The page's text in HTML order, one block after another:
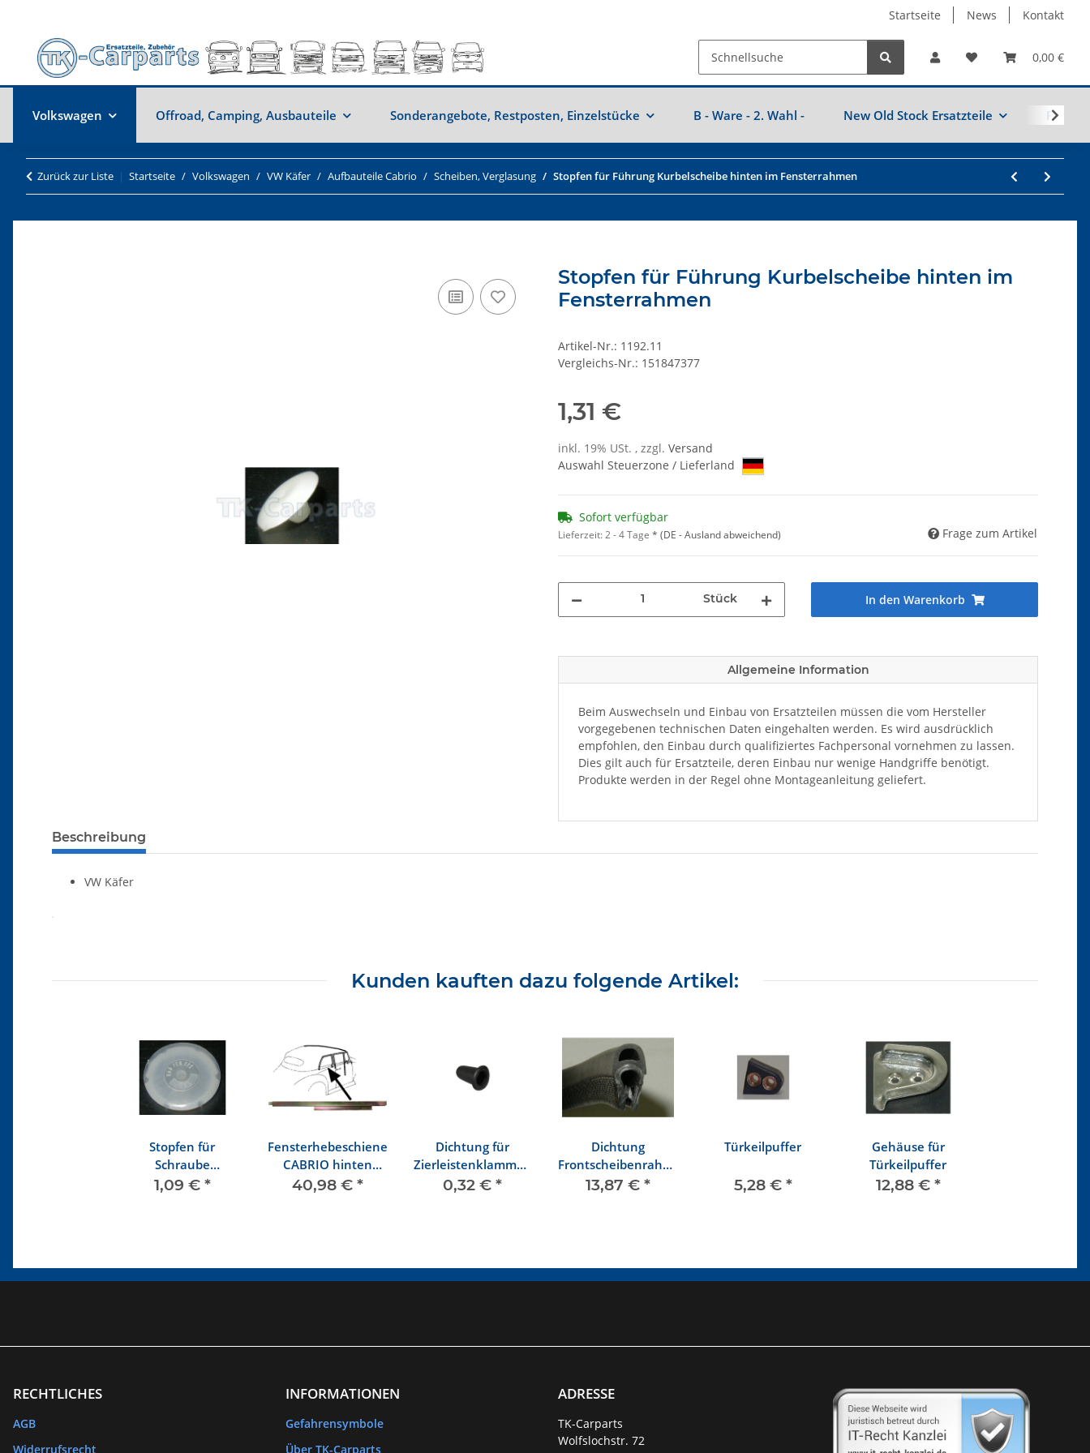
Startseite News Kontakt
0,00 €
Volkswagen Offroad, Camping, Ausbauteile Sonderangebote, Restposten, Einzelstücke B - Ware - 2. Wahl - New Old Stock Ersatzteile
Zurück zur Liste Startseite Volkswagen VW Käfer Aufbauteile Cabrio Scheiben, Verglasung Stopfen für Führung Kurbelscheibe hinten im Fensterrahmen
Stopfen für Führung Kurbelscheibe hinten im
Fensterrahmen
Artikel-Nr.: 1192.11
Vergleichs-Nr.: 151847377
1,31 €
inkl. 19% USt. , zzgl. Versand
Auswahl Steuerzone / Lieferland
Sofort verfügbar
Lieferzeit:2 - 4 Tage * (DE - Ausland abweichend) Frage zum Artikel
Stück In den Warenkorb
Allgemeine Information
Beim Auswechseln und Einbau von Ersatzteilen müssen die vom Hersteller
vorgegebenen technischen Daten eingehalten werden. Es wird ausdrücklich
empfohlen, den Einbau durch qualifiziertes Fachpersonal vornehmen zu lassen.
Dies gilt auch für Ersatzteile, deren Einbau nur wenige Handgriffe benötigt.
Produkte werden in der Regel ohne Montageanleitung geliefert.
Beschreibung
VW Käfer
Kunden kauften dazu folgende Artikel:
Stopfen für
Schraube
Fensteraufbau
1,09 € *
Fensterhebeschiene
CABRIO hinten
rechts ab 8/64
40,98 € *
Dichtung für
Zierleistenklammer,
Türverkleidungen
0,32 € *
Dichtung
Frontscheibenrahmen
oben 1303
13,87 € *
Türkeilpuffer
5,28 € *
Gehäuse für
Türkeilpuffer
12,88 € *
RECHTLICHES
AGB
Widerrufsrecht
INFORMATIONEN
Gefahrensymbole
Über TK-Carparts
ADRESSE
TK-Carparts
Wolfslochstr. 72